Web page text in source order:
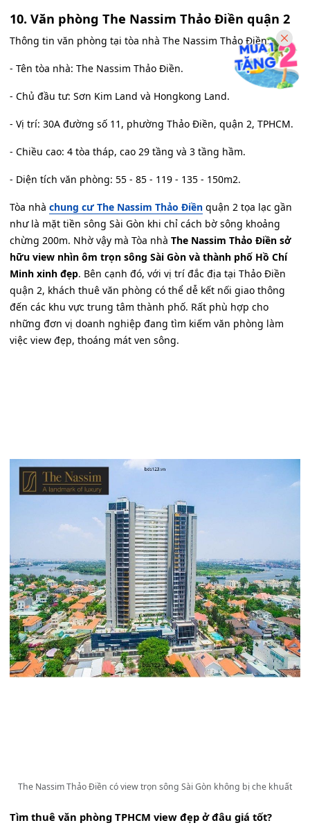
10. Văn phòng The Nassim Thảo Điền quận 2
Thông tin văn phòng tại tòa nhà The Nassim Thảo Điền:
- Tên tòa nhà: The Nassim Thảo Điền.
- Chủ đầu tư: Sơn Kim Land và Hongkong Land.
- Vị trí: 30A đường số 11, phường Thảo Điền, quận 2, TPHCM.
- Chiều cao: 4 tòa tháp, cao 29 tầng và 3 tầng hầm.
- Diện tích văn phòng: 55 - 85 - 119 - 135 - 150m2.
Tòa nhà chung cư The Nassim Thảo Điền quận 2 tọa lạc gần
như là mặt tiền sông Sài Gòn khi chỉ cách bờ sông khoảng
chừng 200m. Nhờ vậy mà Tòa nhà The Nassim Thảo Điền sở
hữu view nhìn ôm trọn sông Sài Gòn và thành phố Hồ Chí
Minh xinh đẹp. Bên cạnh đó, với vị trí đắc địa tại Thảo Điền
quận 2, khách thuê văn phòng có thể dễ kết nối giao thông
đến các khu vực trung tâm thành phố. Rất phù hợp cho
những đơn vị doanh nghiệp đang tìm kiếm văn phòng làm
việc view đẹp, thoáng mát ven sông.
The Nassim Thảo Điền có view trọn sông Sài Gòn không bị che khuất
Tìm thuê văn phòng TPHCM view đẹp ở đâu giá tốt?